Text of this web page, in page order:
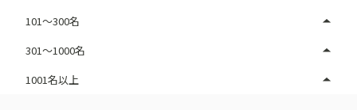
101～300名
301～1000名
1001名以上